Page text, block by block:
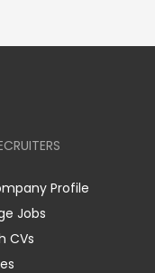
Profile
Jobs
CVs